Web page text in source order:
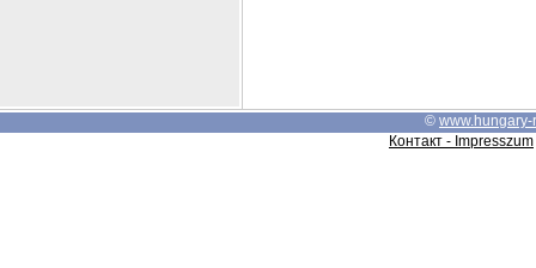
© www.hungary-
Контакт - Impresszum